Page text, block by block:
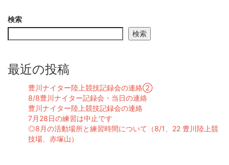
検索
検索
最近の投稿
豊川ナイター陸上競技記録会の連絡②
8/8豊川ナイター記録会・当日の連絡
豊川ナイター陸上競技記録会の連絡
7月28日の練習は中止です
◎8月の活動場所と練習時間について（8/1、22 豊川陸上競
技場、赤塚山）